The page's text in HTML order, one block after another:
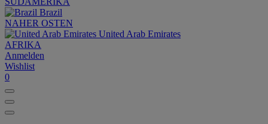
Brazil
NAHER OSTEN
United Arab Emirates
AFRIKA
Anmelden
Wishlist
0